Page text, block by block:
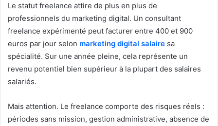
Le statut freelance attire de plus en plus de
professionnels du marketing digital. Un consultant
freelance expérimenté peut facturer entre 400 et 900
euros par jour selon marketing digital salaire sa
spécialité. Sur une année pleine, cela représente un
revenu potentiel bien supérieur à la plupart des salaires
salariés.
Mais attention. Le freelance comporte des risques réels :
périodes sans mission, gestion administrative, absence de